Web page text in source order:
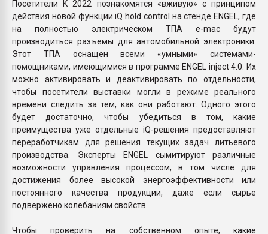
Посетители K 2022 познакомятся «вживую» с принципом
действия новой функции iQ hold control на стенде ЕNGEL, где
на полностью электрическом ТПА e-mac будут
производиться разъемы для автомобильной электроники.
Этот ТПА оснащен всеми «умными» системами-
помощниками, имеющимися в программе ENGEL inject 4.0. Их
можно активировать и деактивировать по отдельности,
чтобы посетители выставки могли в режиме реального
времени следить за тем, как они работают. Одного этого
будет достаточно, чтобы убедиться в том, какие
преимущества уже отдельные iQ-решения предоставляют
переработчикам для решения текущих задач литьевого
производства. Эксперты ENGEL сымитируют различные
возможности управления процессом, в том числе для
достижения более высокой энергоэффективности или
постоянного качества продукции, даже если сырье
подвержено колебаниям свойств.
Чтобы проверить на собственном опыте, какие